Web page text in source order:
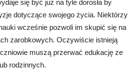
się być już na tyle dorosła by
dotyczące swojego życia. Niektórzy
wcześnie pozwoli im skupić się na
zarobkowych. Oczywiście istnieją
muszą przerwać edukację ze
rodzinnych.